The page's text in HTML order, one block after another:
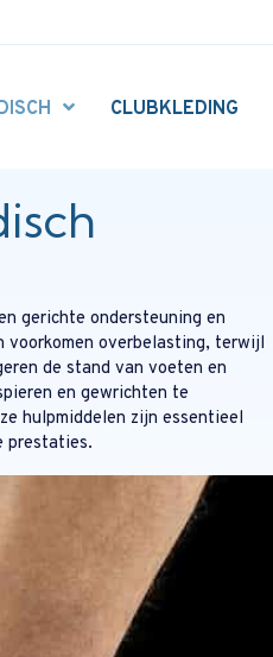
CLUBKLEDING
gerichte ondersteuning en
voorkomen overbelasting, terwijl
de stand van voeten en
en gewrichten te
hulpmiddelen zijn essentieel
prestaties.